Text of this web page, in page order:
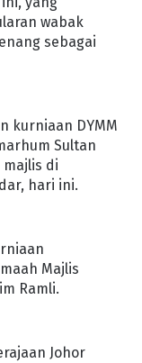
wabak
sebagai
kurniaan DYMM
Sultan
di
hari ini.
Majlis
Ramli.
Johor